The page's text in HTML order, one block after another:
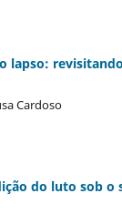
lapso:
Cardoso
do luto sob o